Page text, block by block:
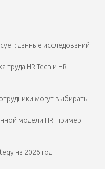
данные исследований
HR-Tech и HR-
могут выбирать
модели HR: пример
на 2026 год